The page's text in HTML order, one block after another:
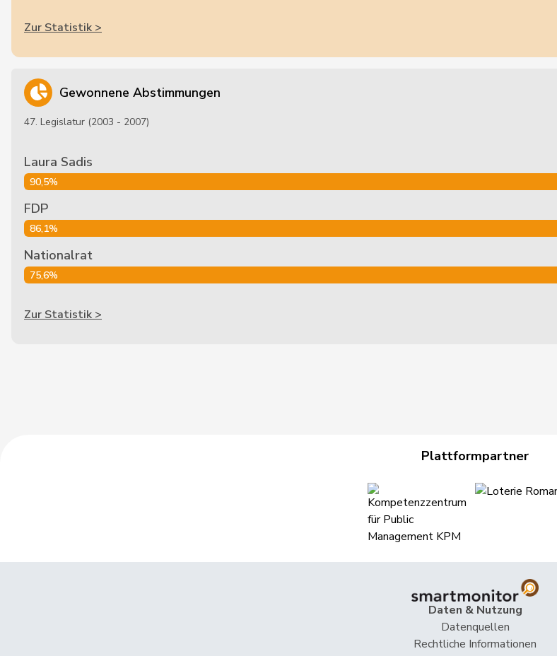
Zur Statistik >
Gewonnene Abstimmungen
47. Legislatur (2003 - 2007)
Laura Sadis
90,5%
FDP
86,1%
Nationalrat
75,6%
Zur Statistik >
Plattformpartner
Daten & Nutzung
Datenquellen
Rechtliche Informationen